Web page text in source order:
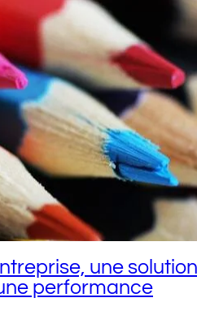
une solution
performance